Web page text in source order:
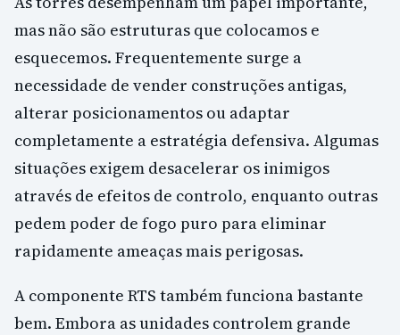
mas não são estruturas que colocamos e
esquecemos. Frequentemente surge a
necessidade de vender construções antigas,
alterar posicionamentos ou adaptar
completamente a estratégia defensiva. Algumas
situações exigem desacelerar os inimigos
através de efeitos de controlo, enquanto outras
pedem poder de fogo puro para eliminar
rapidamente ameaças mais perigosas.
A componente RTS também funciona bastante
bem. Embora as unidades controlem grande